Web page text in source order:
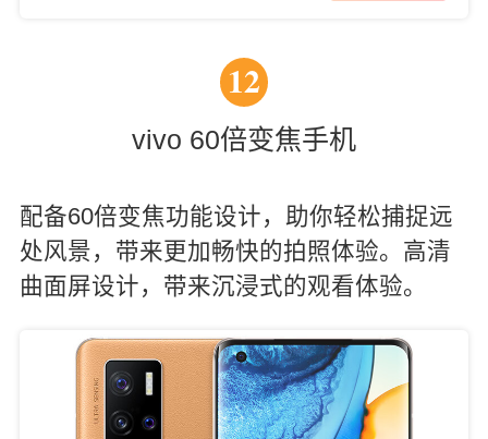
12
vivo 60倍变焦手机
配备60倍变焦功能设计，助你轻松捕捉远
处风景，带来更加畅快的拍照体验。高清
曲面屏设计，带来沉浸式的观看体验。